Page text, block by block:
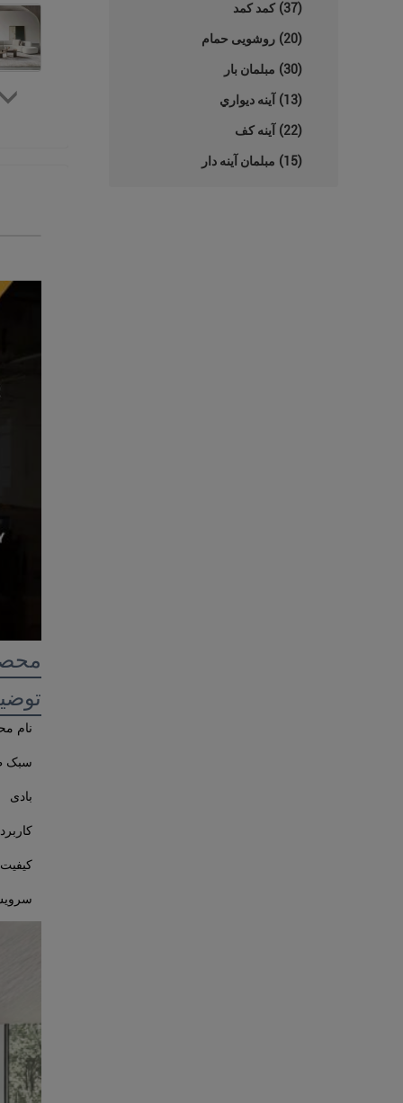
کمد کمد (37)
روشویی حمام (20)
مبلمان بار (30)
آينه ديواري (13)
آینه کف (22)
مبلمان آینه دار (15)
نام
سبک
بادی
کاربرد
کیفیت